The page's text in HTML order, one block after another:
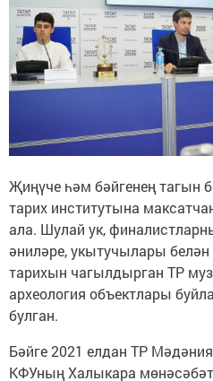
Җиңүче һәм бәйгенең
тарих институтына
ала. Шулай ук,
әниләре, укытучылары
тарихын чагылдырган ТР
археология объектлары
булган.
Бәйге 2021 елдан ТР
КФУның Халыкара